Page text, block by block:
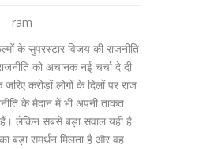
ram
के सुपरस्टार विजय की राजनीति
को अचानक नई चर्चा दे दी
करोड़ों लोगों के दिलों पर राज
के मैदान में भी अपनी ताकत
हैं। लेकिन सबसे बड़ा सवाल यही है
बड़ा समर्थन मिलता है और वह